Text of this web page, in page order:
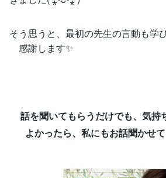
そう思うと、最初の先生の言動も学
感謝します✨
話を聞いてもらうだけでも、気持
よかったら、私にもお話聞かせて